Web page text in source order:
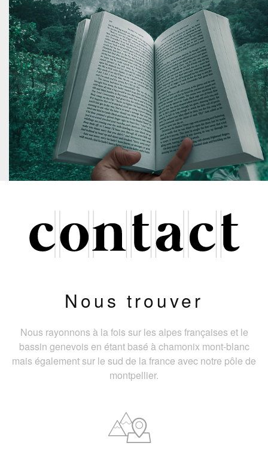
Nous trouver
Nous rayonnons à la fois sur les alpes françaises et le
bassin genevois en étant basé à chamonix mont-blanc
mais également sur le sud de la france avec notre pôle de
montpellier.